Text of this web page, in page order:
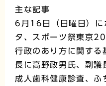
主な記事
6月16日（日曜日）に
タ、スポーツ祭東京
行政のあり方に関する
長に高野政男氏、副議
成人歯科健康診査、ふ